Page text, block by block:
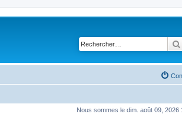
Nous sommes le dim. août 09, 2026